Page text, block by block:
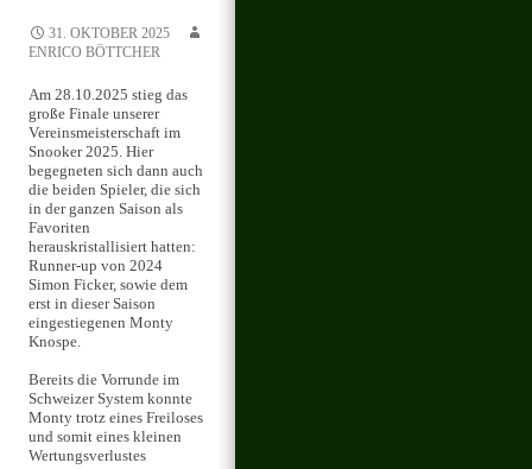
31. OKTOBER 2025
ENRICO BÖTTCHER
Am 28.10.2025 stieg das
große Finale unserer
Vereinsmeisterschaft im
Snooker 2025. Hier
begegneten sich dann auch
die beiden Spieler, die sich
in der ganzen Saison als
Favoriten
herauskristallisiert hatten:
Runner-up von 2024
Simon Ficker, sowie dem
erst in dieser Saison
eingestiegenen Monty
Knospe.
Bereits die Vorrunde im
Schweizer System konnte
Monty trotz eines Freiloses
und somit eines kleinen
Wertungsverlustes